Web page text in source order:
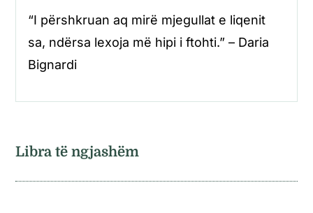
“I përshkruan aq mirë mjegullat e liqenit
sa, ndërsa lexoja më hipi i ftohti.” – Daria
Bignardi
Libra të ngjashëm